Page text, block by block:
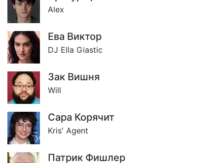
Alex
Ева Виктор
DJ Ella Giastic
Зак Вишня
Will
Сара Корячит
Kris' Agent
Патрик Фишлер